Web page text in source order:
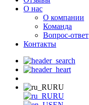
О нас
О компании
Команда
Вопрос-ответ
Контакты
RU
RU